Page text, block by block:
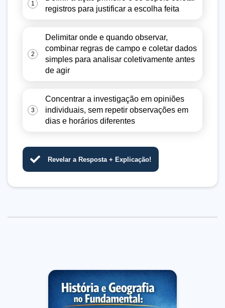
1
registros para justificar a escolha feita
2
Delimitar onde e quando observar,
combinar regras de campo e coletar dados
simples para analisar coletivamente antes
de agir
3
Concentrar a investigação em opiniões
individuais, sem repetir observações em
dias e horários diferentes
Revelar a Resposta + Explicação!